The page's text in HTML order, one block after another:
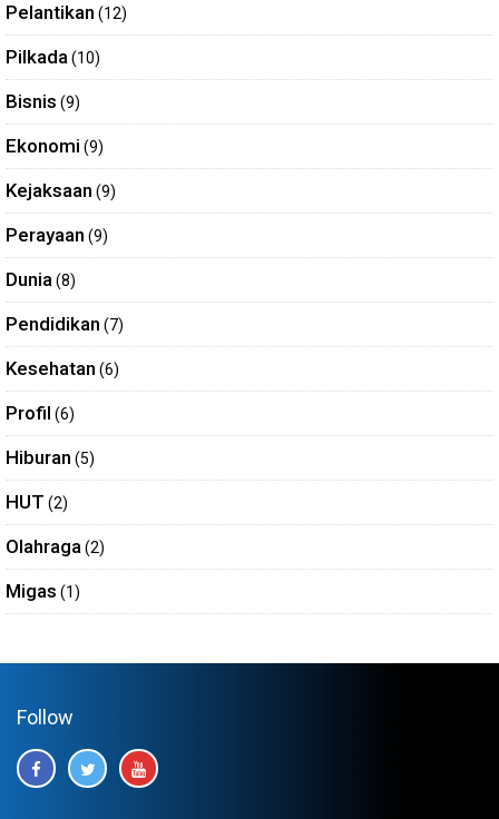
Pelantikan (12)
Pilkada(10)
Bisnis (9)
Ekonomi (9)
Kejaksaan (9)
Perayaan (9)
Dunia(8)
Pendidikan (7)
Kesehatan (6)
Profil (6)
Hiburan (5)
HUT (2)
Olahraga(2)
Migas (1)
Follow